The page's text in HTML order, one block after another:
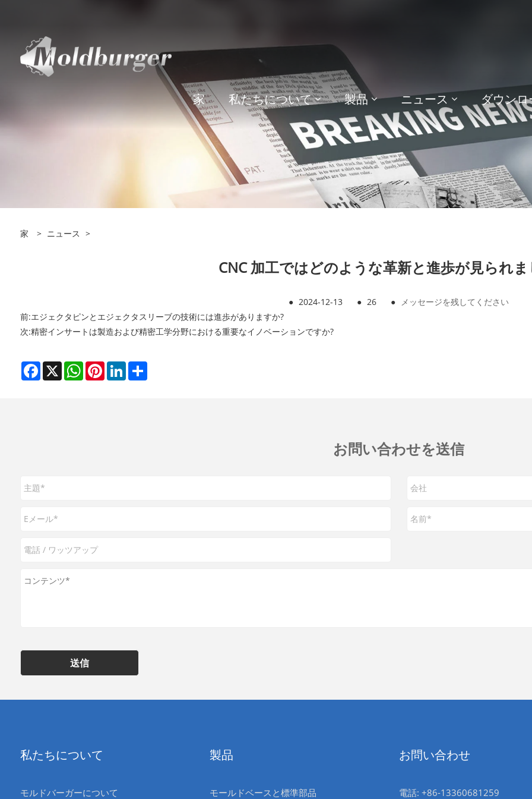
家 私たちについて 製品 ニュース ダウン
家 > ニュース >
CNC 加工ではどのような革新と進歩が見られ
● 2024-12-13 ● 26 ● メッセージを残してください
前:エジェクタピンとエジェクタスリーブの技術には進歩がありますか?
次:精密インサートは製造および精密工学分野における重要なイノベーションですか?
Facebook
X WhatsAppPinterestLinkedInShare
お問い合わせを送信
送信
私たちについて
モルドバーガーについて
製品
モールドベースと標準部品
お問い合わせ
電話: +86-13360681259